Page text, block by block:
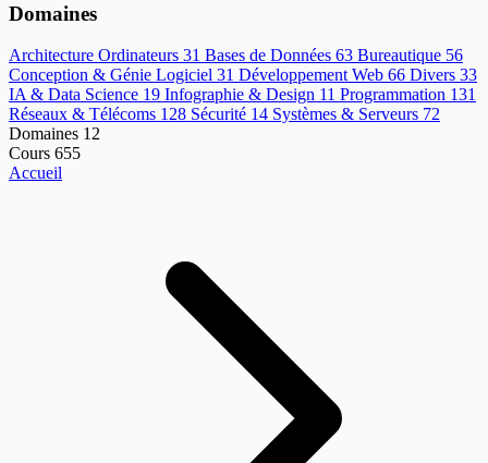
Domaines
Architecture Ordinateurs 31 Bases de Données 63 Bureautique 56
Conception & Génie Logiciel 31 Développement Web 66 Divers 33
IA & Data Science 19 Infographie & Design 11 Programmation 131
Réseaux & Télécoms 128 Sécurité 14 Systèmes & Serveurs 72
Domaines 12
Cours 655
Accueil